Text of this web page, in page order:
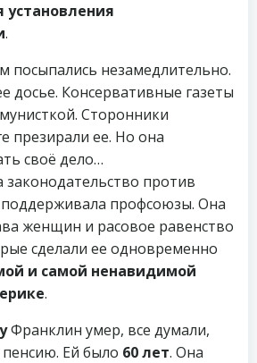
установления
.
посыпались незамедлительно.
досье. Консервативные газеты
Сторонники
презирали ее. Но она
своё дело…
законодательство против
профсоюзы. Она
женщин и расовое равенство
сделали ее одновременно
и самой ненавидимой
.
Франклин умер, все думали,
Ей было 60 лет. Она